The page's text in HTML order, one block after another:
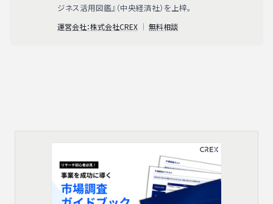
ジネス活用図鑑』（中央経済社）を上梓。
運営会社：株式会社CREX ｜ 無料相談